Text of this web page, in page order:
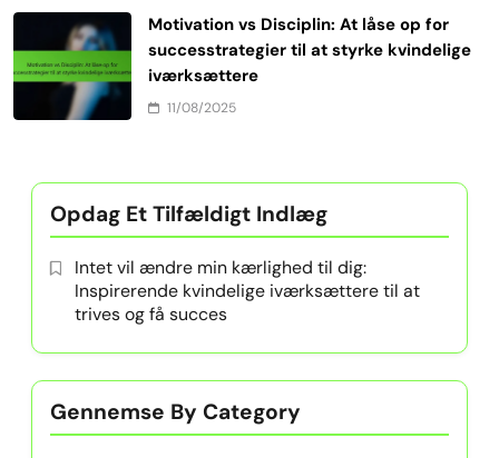
Motivation vs Disciplin: At låse op for
successtrategier til at styrke kvindelige
iværksættere
11/08/2025
Opdag Et Tilfældigt Indlæg
Intet vil ændre min kærlighed til dig:
Inspirerende kvindelige iværksættere til at
trives og få succes
Gennemse By Category